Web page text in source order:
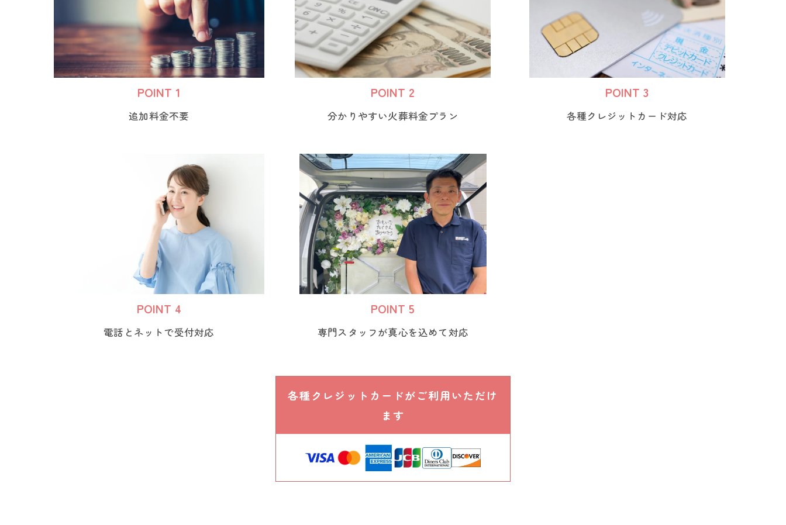
POINT 1
追加料金不要
POINT 2
分かりやすい火葬料金プラン
POINT 3
各種クレジットカード対応
POINT 4
電話とネットで受付対応
POINT 5
専門スタッフが真心を込めて対応
各種クレジットカードがご利用いただけ
ます